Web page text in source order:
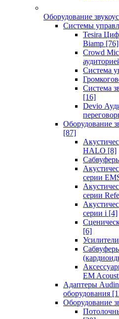
Оборудование
Системы
Tesira
Biamp [76]
Crowd
Система
Система
[16]
Devio
Оборудование
[87]
HALO [8]
серии
серии
серии i [4]
[6]
EM
Адаптеры
оборудования
Оборудование